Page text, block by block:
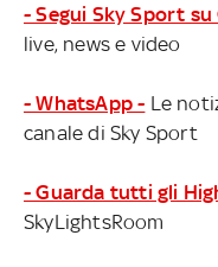
- Segui Sky Sport su
live, news e video
- WhatsApp - Le
canale di Sky Sport
- Guarda tutti gli
SkyLightsRoom